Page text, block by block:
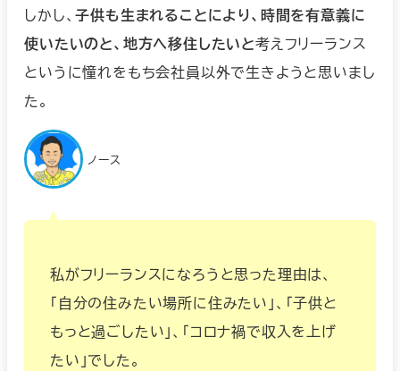
しかし、子供も生まれることにより、時間を有意義に
使いたいのと、地方へ移住したいと考えフリーランス
というに憧れをもち会社員以外で生きようと思いまし
た。
ノース
私がフリーランスになろうと思った理由は、
「自分の住みたい場所に住みたい」、「子供と
もっと過ごしたい」、「コロナ禍で収入を上げ
たい」でした。